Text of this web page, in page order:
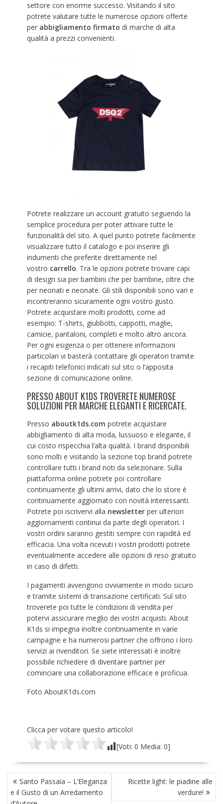
settore con enorme successo. Visitando il sito
potrete valutare tutte le numerose opzioni offerte
per abbigliamento firmato di marche di alta
qualità a prezzi convenienti.
Potrete realizzare un account gratuito seguendo la
semplice procedura per poter attivare tutte le
funzionalità del sito. A quel punto potrete facilmente
visualizzare tutto il catalogo e poi inserire gli
indumenti che preferite direttamente nel
vostro carrello. Tra le opzioni potrete trovare capi
di design sia per bambini che per bambine, oltre che
per neonati e neonate. Gli stili disponibili sono vari e
incontreranno sicuramente ogni vostro gusto.
Potrete acquistare molti prodotti, come ad
esempio: T-shirts, giubbotti, cappotti, maglie,
camicie, pantaloni, completi e molto altro ancora.
Per ogni esigenza o per ottenere informazioni
particolari vi basterà contattare gli operatori tramite
i recapiti telefonici indicati sul sito o l’apposita
sezione di comunicazione online.
PRESSO ABOUT K1DS TROVERETE NUMEROSE
SOLUZIONI PER MARCHE ELEGANTI E RICERCATE.
Presso aboutk1ds.com potrete acquistare
abbigliamento di alta moda, lussuoso e elegante, il
cui costo rispecchia l’alta qualità. I brand disponibili
sono molti e visitando la sezione top brand potrete
controllare tutti i brand noti da selezionare. Sulla
piattaforma online potrete poi controllare
continuamente gli ultimi arrivi, dato che lo store è
continuamente aggiornato con novità interessanti.
Potrete poi iscrivervi alla newsletter per ulteriori
aggiornamenti continui da parte degli operatori. I
vostri ordini saranno gestiti sempre con rapidità ed
efficacia. Una volta ricevuti i vostri prodotti potrete
eventualmente accedere alle opzioni di reso gratuito
in caso di difetti.
I pagamenti avvengono ovviamente in modo sicuro
e tramite sistemi di transazione certificati. Sul sito
troverete poi tutte le condizioni di vendita per
potervi assicurare meglio dei vostri acquisti. About
K1ds si impegna inoltre continuamente in varie
campagne e ha numerosi partner che offrono i loro
servizi ai rivenditori. Se siete interessati è inoltre
possibile richiedere di diventare partner per
cominciare una collaborazione efficace e proficua.
Foto AboutK1ds.com
Clicca per votare questo articolo!
[Voti: 0 Media: 0]
NAVIGAZIONE
ARTICOLI
Santo Passaia – L’Eleganza
e il Gusto di un Arredamento
Ricette light: le piadine alle
verdure!